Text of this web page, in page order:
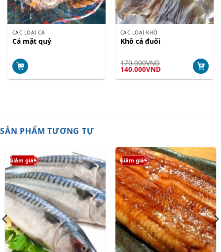
CÁC LOẠI CÁ
Cá mặt quỷ
CÁC LOẠI KHÔ
Khô cá đuối
170.000VND
Giá
là:
140.000VNDGiá
tại
SẢN PHẨM TƯƠNG TỰ
Giảm giá! Giảm giá!